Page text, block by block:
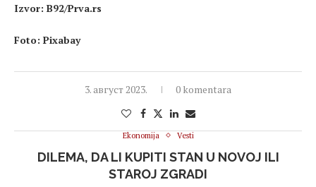
Izvor: B92/Prva.rs
Foto: Pixabay
3. август 2023. 0 komentara
Ekonomija Vesti
DILEMA, DA LI KUPITI STAN U NOVOJ ILI
STAROJ ZGRADI